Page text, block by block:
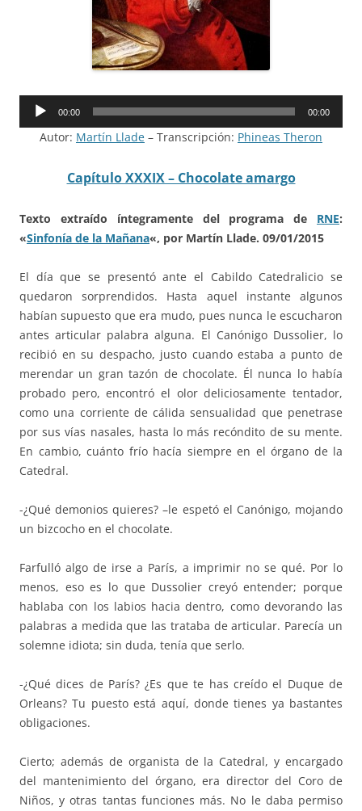
Reproductor
audio
00:00 00:00
Autor: Martín Llade – Transcripción: Phineas Theron
Capítulo XXXIX – Chocolate amargo
Texto extraído íntegramente del programa de RNE:
«Sinfonía de la Mañana«, por Martín Llade. 09/01/2015
El día que se presentó ante el Cabildo Catedralicio se
quedaron sorprendidos. Hasta aquel instante algunos
habían supuesto que era mudo, pues nunca le escucharon
antes articular palabra alguna. El Canónigo Dussolier, lo
recibió en su despacho, justo cuando estaba a punto de
merendar un gran tazón de chocolate. Él nunca lo había
probado pero, encontró el olor deliciosamente tentador,
como una corriente de cálida sensualidad que penetrase
por sus vías nasales, hasta lo más recóndito de su mente.
En cambio, cuánto frío hacía siempre en el órgano de la
Catedral.
-¿Qué demonios quieres? –le espetó el Canónigo, mojando
un bizcocho en el chocolate.
Farfulló algo de irse a París, a imprimir no se qué. Por lo
menos, eso es lo que Dussolier creyó entender; porque
hablaba con los labios hacia dentro, como devorando las
palabras a medida que las trataba de articular. Parecía un
solemne idiota; sin duda, tenía que serlo.
-¿Qué dices de París? ¿Es que te has creído el Duque de
Orleans? Tu puesto está aquí, donde tienes ya bastantes
obligaciones.
Cierto; además de organista de la Catedral, y encargado
del mantenimiento del órgano, era director del Coro de
Niños, y otras tantas funciones más. No le daba permiso